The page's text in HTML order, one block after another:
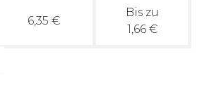
6,35 €
Bis zu
1,66 €